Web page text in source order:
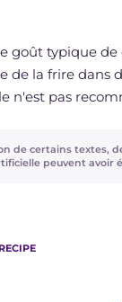
goût typique de
de la frire dans
n'est pas
de certains textes,
peuvent avoir